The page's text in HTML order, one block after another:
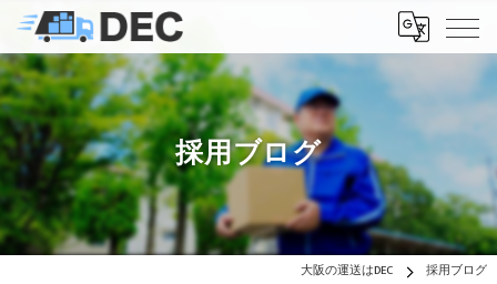
採用ブログ
大阪の運送はDEC 採用ブログ